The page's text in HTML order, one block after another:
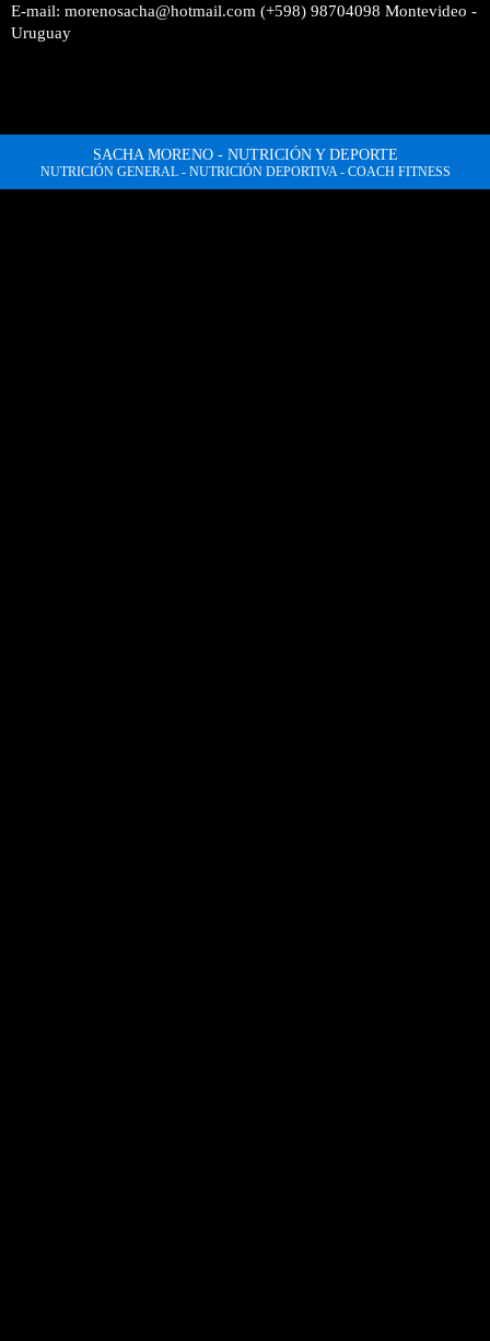
E-mail: morenosacha@hotmail.com (+598) 98704098 Montevideo -
Uruguay
SACHA MORENO - NUTRICIÓN Y DEPORTE
NUTRICIÓN GENERAL - NUTRICIÓN DEPORTIVA - COACH FITNESS